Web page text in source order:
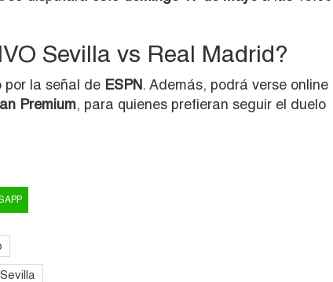
Sevilla vs Real Madrid?
por la señal de ESPN. Además, podrá verse online
Premium, para quienes prefieran seguir el duelo
Sevilla